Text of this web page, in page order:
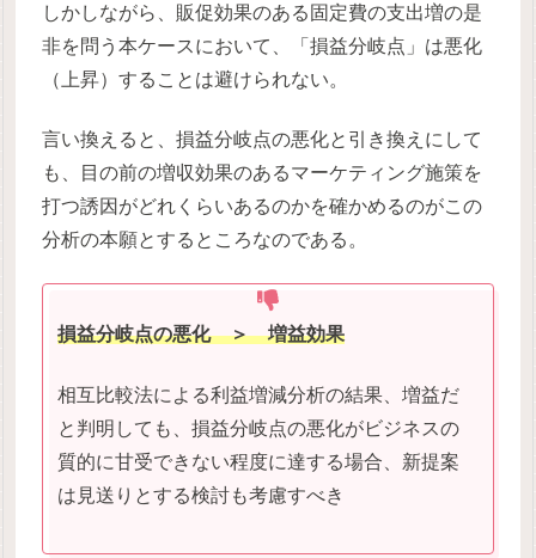
しかしながら、販促効果のある固定費の支出増の是
非を問う本ケースにおいて、「損益分岐点」は悪化
（上昇）することは避けられない。
言い換えると、損益分岐点の悪化と引き換えにして
も、目の前の増収効果のあるマーケティング施策を
打つ誘因がどれくらいあるのかを確かめるのがこの
分析の本願とするところなのである。
損益分岐点の悪化 ＞ 増益効果
相互比較法による利益増減分析の結果、増益だ
と判明しても、損益分岐点の悪化がビジネスの
質的に甘受できない程度に達する場合、新提案
は見送りとする検討も考慮すべき